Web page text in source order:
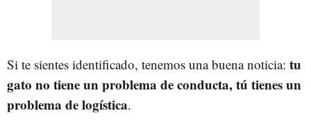
Si te sientes identificado, tenemos una buena noticia: tu
gato no tiene un problema de conducta, tú tienes un
problema de logística.